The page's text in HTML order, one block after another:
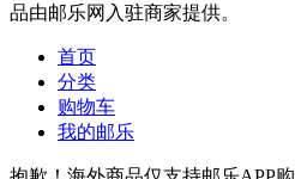
品由邮乐网入驻商家提供。
首页
分类
购物车
我的邮乐